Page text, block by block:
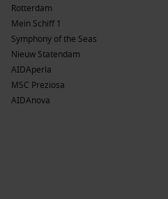
Rotterdam
Mein Schiff 1
Symphony of the Seas
Nieuw Statendam
AIDAperla
MSC Preziosa
AIDAnova